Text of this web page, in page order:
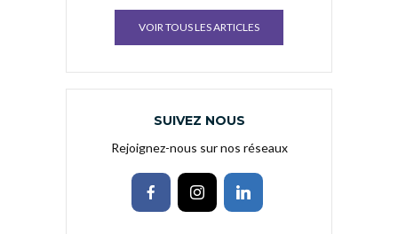
VOIR TOUS LES ARTICLES
SUIVEZ NOUS
Rejoignez-nous sur nos réseaux